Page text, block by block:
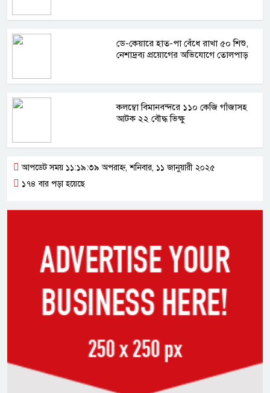
ডে-কেয়ারে হাত-পা বেঁধে রাখা ৫০ শিশু,
নেশাদ্রব্য প্রয়োগের অভিযোগে তোলপাড়
কলম্বো বিমানবন্দরে ১১০ কেজি গাঁজাসহ
আটক ২২ বৌদ্ধ ভিক্ষু
আপডেট সময় ১১:১৯:৩৯ অপরাহ্ন, শনিবার, ১১ জানুয়ারী ২০২৫
১৭৪ বার পড়া হয়েছে